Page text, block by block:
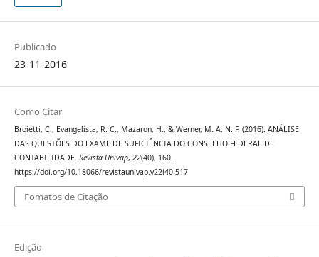
Publicado
23-11-2016
Como Citar
Broietti, C., Evangelista, R. C., Mazaron, H., & Werner, M. A. N. F. (2016). ANÁLISE
DAS QUESTÕES DO EXAME DE SUFICIÊNCIA DO CONSELHO FEDERAL DE
CONTABILIDADE. Revista Univap, 22(40), 160.
https://doi.org/10.18066/revistaunivap.v22i40.517
Fomatos de Citação
Edição